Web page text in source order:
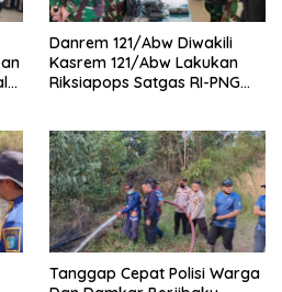
Danrem 121/Abw Diwakili
Kasrem 121/Abw Lakukan
Riksiapops Satgas RI-PNG
Tanggap Cepat Polisi Warga